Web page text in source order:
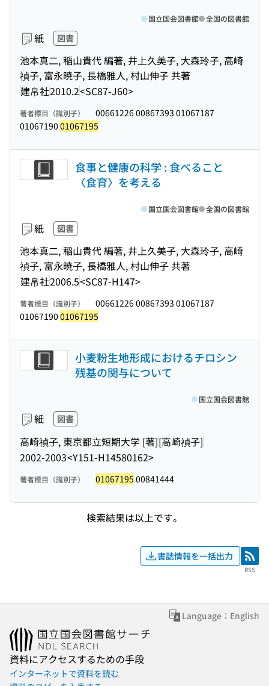
紙 図書
池本真二, 稲山貴代 編著, 井上久美子, 大森玲子, 高崎
禎子, 富永暁子, 長橋雅人, 村山伸子 共著
建帛社2010.2<SC87-J60>
国立国会図書館 全国の図書館
著者標目（識別子）
00661226 00867393 01067187
01067190 01067195
食事と健康の科学 : 食べること
〈食育〉を考える
紙 図書
池本真二, 稲山貴代 編著, 井上久美子, 大森玲子, 高崎
禎子, 富永暁子, 長橋雅人, 村山伸子 共著
建帛社2006.5<SC87-H147>
国立国会図書館 全国の図書館
著者標目（識別子）
00661226 00867393 01067187
01067190 01067195
小麦粉生地形成におけるチロシン
残基の関与について
紙 図書
高崎禎子, 東京都立短期大学 [著][高崎禎子]
2002-2003<Y151-H14580162>
国立国会図書館
著者標目（識別子） 01067195 00841444
検索結果は以上です。
書誌情報を一括出力 RSS
RSS
Language：English
資料にアクセスするための手段
インターネットで資料を読む